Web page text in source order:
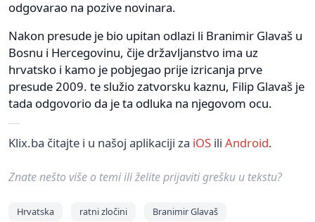
odgovarao na pozive novinara.
Nakon presude je bio upitan odlazi li Branimir Glavaš u
Bosnu i Hercegovinu, čije državljanstvo ima uz
hrvatsko i kamo je pobjegao prije izricanja prve
presude 2009. te služio zatvorsku kaznu, Filip Glavaš je
tada odgovorio da je ta odluka na njegovom ocu.
Klix.ba čitajte i u našoj aplikaciji za iOS ili Android.
Znate nešto više o temi ili želite prijaviti grešku u tekstu?
Hrvatska ratni zločini Branimir Glavaš